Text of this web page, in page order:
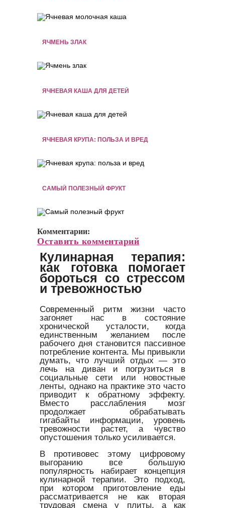
ЯЧМЕНЬ ЗЛАК
ЯЧНЕВАЯ КАША ДЛЯ ДЕТЕЙ
ЯЧНЕВАЯ КРУПА: ПОЛЬЗА И ВРЕД
САМЫЙ ПОЛЕЗНЫЙ ФРУКТ
Комментарии:
Оставить комментарий
Кулинарная терапия:
как готовка помогает
бороться со стрессом
и тревожностью
Современный ритм жизни часто
загоняет нас в состояние
хронической усталости, когда
единственным желанием после
рабочего дня становится пассивное
потребление контента. Мы привыкли
думать, что лучший отдых — это
лечь на диван и погрузиться в
социальные сети или новостные
ленты, однако на практике это часто
приводит к обратному эффекту.
Вместо расслабления мозг
продолжает обрабатывать
гигабайты информации, уровень
тревожности растет, а чувство
опустошения только усиливается.
В противовес этому цифровому
выгоранию все большую
популярность набирает концепция
кулинарной терапии. Это подход,
при котором приготовление еды
рассматривается не как вторая
трудовая смена у плиты, а как